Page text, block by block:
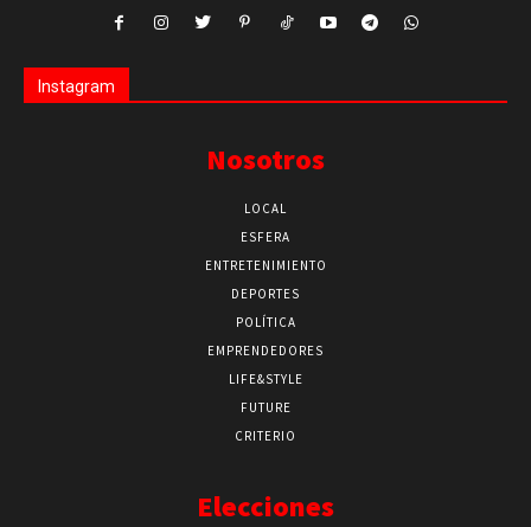
Instagram
Nosotros
LOCAL
ESFERA
ENTRETENIMIENTO
DEPORTES
POLÍTICA
EMPRENDEDORES
LIFE&STYLE
FUTURE
CRITERIO
Elecciones